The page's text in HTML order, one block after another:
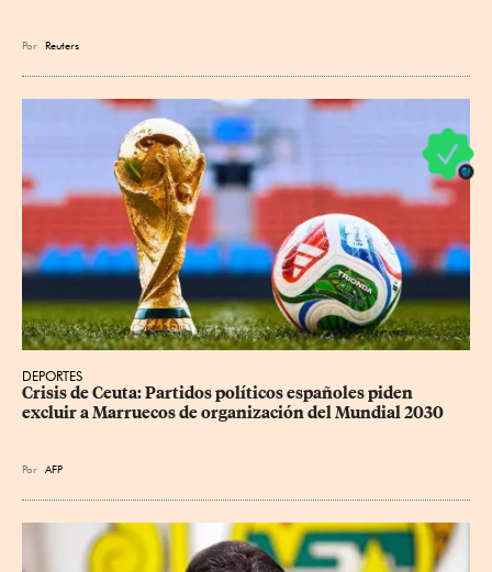
Por Reuters
DEPORTES
Crisis de Ceuta: Partidos políticos españoles piden
excluir a Marruecos de organización del Mundial 2030
Por AFP